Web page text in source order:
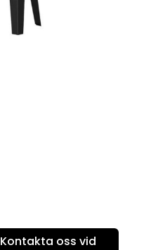
Kontakta oss vid